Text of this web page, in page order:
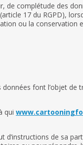
de complétude des
17 du RGPD),
ou la conservation
font l’objet
qui
d’instructions de sa